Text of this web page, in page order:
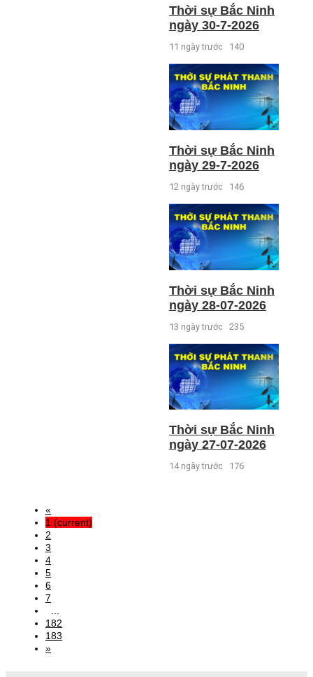
Thời sự Bắc Ninh
ngày 30-7-2026
11 ngày trước 140
Thời sự Bắc Ninh
ngày 29-7-2026
12 ngày trước 146
Thời sự Bắc Ninh
ngày 28-07-2026
13 ngày trước 235
Thời sự Bắc Ninh
ngày 27-07-2026
14 ngày trước 176
«
1 (current)
2
3
4
5
6
7
182
183
»